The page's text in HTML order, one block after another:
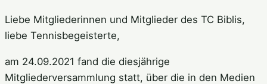
Liebe Mitgliederinnen und Mitglieder des TC Biblis,
liebe Tennisbegeisterte,
am 24.09.2021 fand die diesjährige
Mitgliederversammlung statt, über die in den Medien